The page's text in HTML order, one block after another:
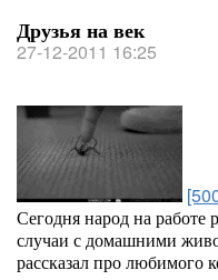
Друзья на век
27-12-2011 16:25
Сегодня народ на работе
случаи с домашними
рассказал про любимого